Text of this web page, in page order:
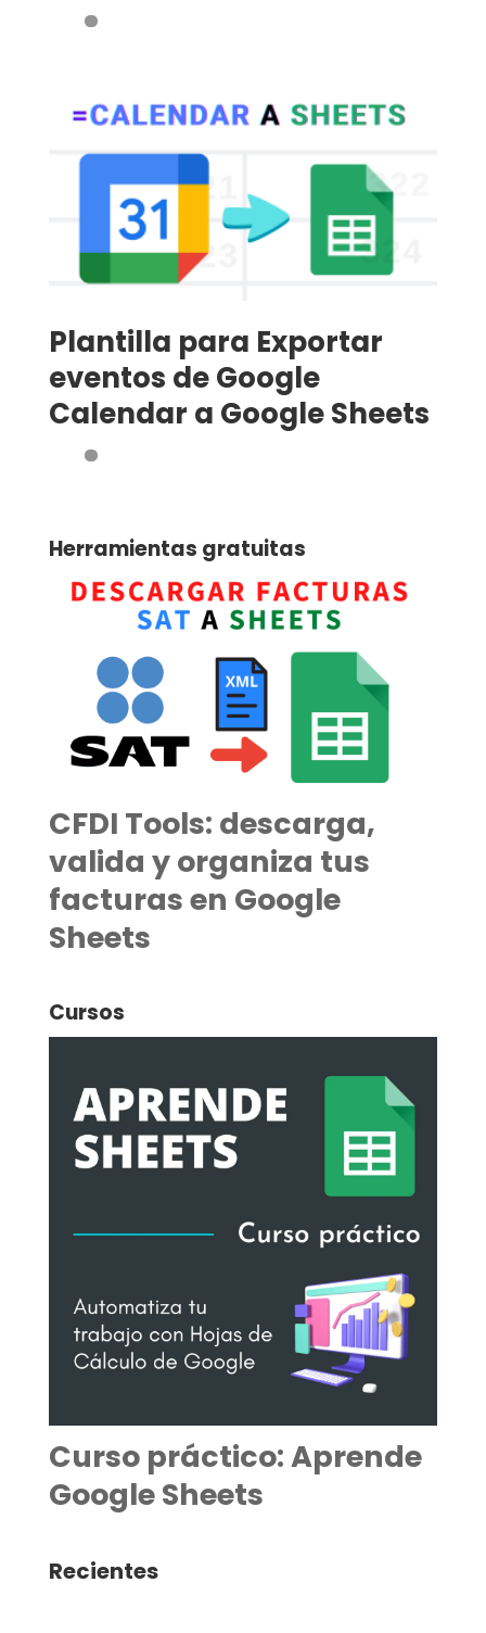
Plantilla para Exportar
eventos de Google
Calendar a Google Sheets
Herramientas gratuitas
CFDI Tools: descarga,
valida y organiza tus
facturas en Google
Sheets
Cursos
Curso práctico: Aprende
Google Sheets
Recientes